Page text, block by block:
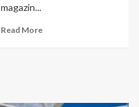
magazin...
Read More